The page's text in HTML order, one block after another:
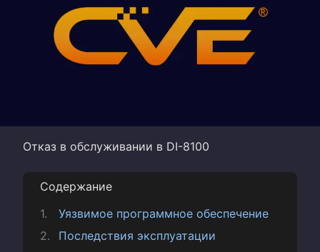
Отказ в обслуживании в DI-8100
Содержание
Уязвимое программное обеспечение
Последствия эксплуатации